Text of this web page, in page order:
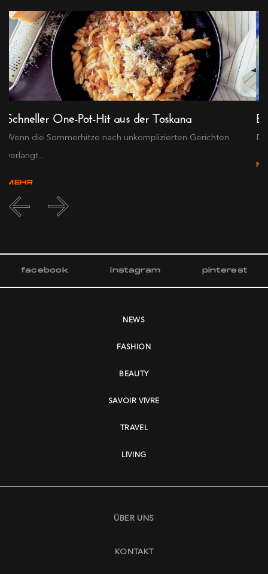
Schneller One-Pot-Hit aus der Toskana
Wenn die Sommerhitze nach unkomplizierten Gerichten
verlangt...
MEHR
facebook instagram pinterest
NEWS
FASHION
BEAUTY
SAVOIR VIVRE
TRAVEL
LIVING
ÜBER UNS
KONTAKT